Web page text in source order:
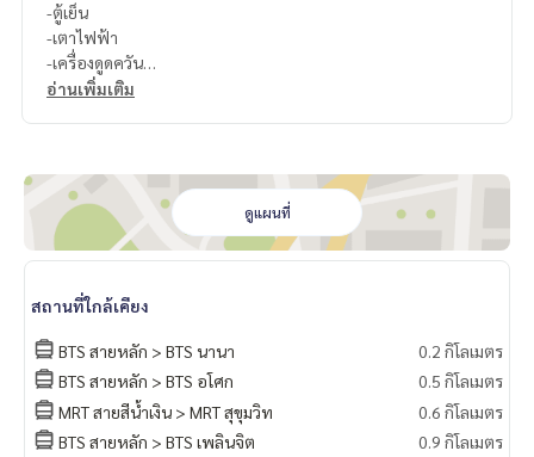
-ตู้เย็น
-เตาไฟฟ้า
-เครื่องดูดควัน
-ไมโครเวฟ
สนใจติดต่อ Line ID : @p2nproperty (มี @ ด้วยค่ะ)
หรือ กดลิ้งค์นี้เพื่อแอดไลน์ :
https://lin.ee/OwLEQpV
แอดมิน064-959-8900
แอดมิน
* มีให้เลือกอีกหลายห้อง หลายโครงการค่ะ
https://www.p2npro
perty.com
Facebook Fanpage : P2N Property
** รับฝาก ขาย-เช่า คอนโด บ้าน ที่ดิน และอสังหาริมทรัพย์ทุกชนิ
ด ทั่วกรุงเทพฯ
อ่านเพิ่มเติม
ดูแผนที่
สถานที่ใกล้เคียง
BTS สายหลัก > BTS นานา
0.2 กิโลเมตร
BTS สายหลัก > BTS อโศก
0.5 กิโลเมตร
MRT สายสีน้ำเงิน > MRT สุขุมวิท
0.6 กิโลเมตร
BTS สายหลัก > BTS เพลินจิต
0.9 กิโลเมตร